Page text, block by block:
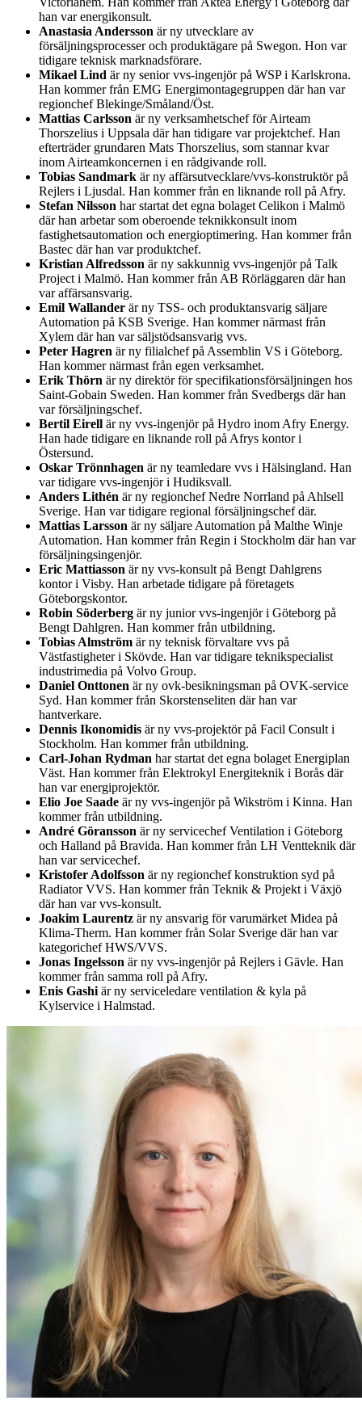
han var energikonsult.
Anastasia Andersson är ny utvecklare av
försäljningsprocesser och produktägare på Swegon. Hon var
tidigare teknisk marknadsförare.
Mikael Lind är ny senior vvs-ingenjör på WSP i Karlskrona.
Han kommer från EMG Energimontagegruppen där han var
regionchef Blekinge/Småland/Öst.
Mattias Carlsson är ny verksamhetschef för Airteam
Thorszelius i Uppsala där han tidigare var projektchef. Han
efterträder grundaren Mats Thorszelius, som stannar kvar
inom Airteamkoncernen i en rådgivande roll.
Tobias Sandmark är ny affärsutvecklare/vvs-konstruktör på
Rejlers i Ljusdal. Han kommer från en liknande roll på Afry.
Stefan Nilsson har startat det egna bolaget Celikon i Malmö
där han arbetar som oberoende teknikkonsult inom
fastighetsautomation och energioptimering. Han kommer från
Bastec där han var produktchef.
Kristian Alfredsson är ny sakkunnig vvs-ingenjör på Talk
Project i Malmö. Han kommer från AB Rörläggaren där han
var affärsansvarig.
Emil Wallander är ny TSS- och produktansvarig säljare
Automation på KSB Sverige. Han kommer närmast från
Xylem där han var säljstödsansvarig vvs.
Peter Hagren är ny filialchef på Assemblin VS i Göteborg.
Han kommer närmast från egen verksamhet.
Erik Thörn är ny direktör för specifikationsförsäljningen hos
Saint-Gobain Sweden. Han kommer från Svedbergs där han
var försäljningschef.
Bertil Eirell är ny vvs-ingenjör på Hydro inom Afry Energy.
Han hade tidigare en liknande roll på Afrys kontor i
Östersund.
Oskar Trönnhagen är ny teamledare vvs i Hälsingland. Han
var tidigare vvs-ingenjör i Hudiksvall.
Anders Lithén är ny regionchef Nedre Norrland på Ahlsell
Sverige. Han var tidigare regional försäljningschef där.
Mattias Larsson är ny säljare Automation på Malthe Winje
Automation. Han kommer från Regin i Stockholm där han var
försäljningsingenjör.
Eric Mattiasson är ny vvs-konsult på Bengt Dahlgrens
kontor i Visby. Han arbetade tidigare på företagets
Göteborgskontor.
Robin Söderberg är ny junior vvs-ingenjör i Göteborg på
Bengt Dahlgren. Han kommer från utbildning.
Tobias Almström är ny teknisk förvaltare vvs på
Västfastigheter i Skövde. Han var tidigare teknikspecialist
industrimedia på Volvo Group.
Daniel Onttonen är ny ovk-besikningsman på OVK-service
Syd. Han kommer från Skorstenseliten där han var
hantverkare.
Dennis Ikonomidis är ny vvs-projektör på Facil Consult i
Stockholm. Han kommer från utbildning.
Carl-Johan Rydman har startat det egna bolaget Energiplan
Väst. Han kommer från Elektrokyl Energiteknik i Borås där
han var energiprojektör.
Elio Joe Saade är ny vvs-ingenjör på Wikström i Kinna. Han
kommer från utbildning.
André Göransson är ny servicechef Ventilation i Göteborg
och Halland på Bravida. Han kommer från LH Ventteknik där
han var servicechef.
Kristofer Adolfsson är ny regionchef konstruktion syd på
Radiator VVS. Han kommer från Teknik & Projekt i Växjö
där han var vvs-konsult.
Joakim Laurentz är ny ansvarig för varumärket Midea på
Klima-Therm. Han kommer från Solar Sverige där han var
kategorichef HWS/VVS.
Jonas Ingelsson är ny vvs-ingenjör på Rejlers i Gävle. Han
kommer från samma roll på Afry.
Enis Gashi är ny serviceledare ventilation & kyla på
Kylservice i Halmstad.